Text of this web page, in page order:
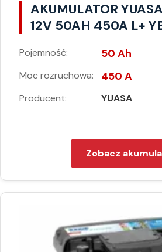
AKUMULATOR
12V 50AH 450A L+
Pojemność: 50 Ah
Moc rozruchowa: 450 A
Producent: YUASA
Zobacz